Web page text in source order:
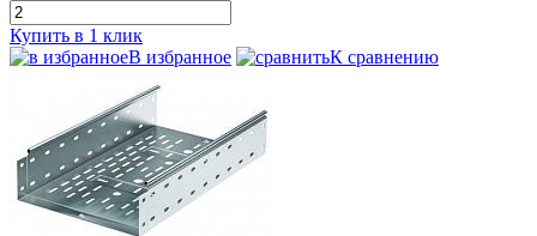
Купить в 1 клик
В избранное
К сравнению